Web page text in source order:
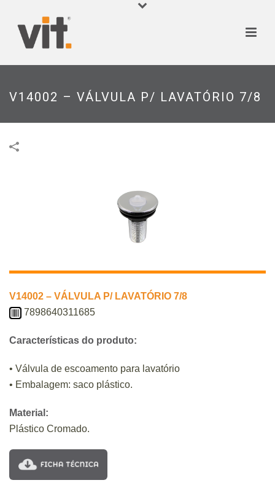
V14002 – VÁLVULA P/ LAVATÓRIO 7/8
V14002 – VÁLVULA P/ LAVATÓRIO 7/8
7898640311685
Características do produto:
• Válvula de escoamento para lavatório
• Embalagem: saco plástico.
Material:
Plástico Cromado.